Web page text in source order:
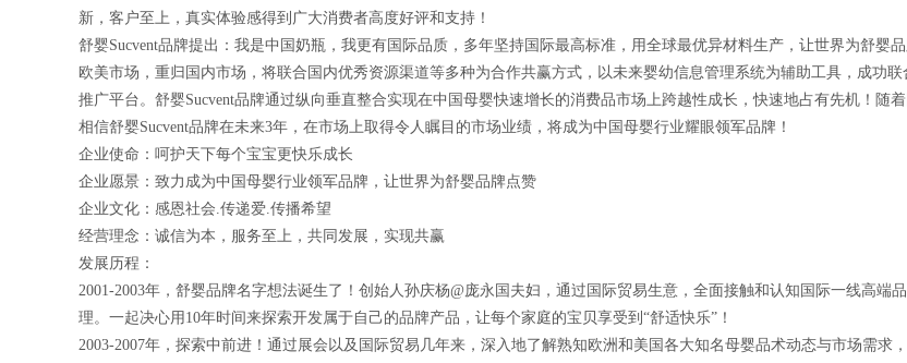
新，客户至上，真实体验感得到广大消费者高度好评和支持！
舒婴Sucvent品牌提出：我是中国奶瓶，我更有国际品质，多年坚持国际最高标准，用全球最优异材料生产，让世界为舒婴
欧美市场，重归国内市场，将联合国内优秀资源渠道等多种为合作共赢方式，以未来婴幼信息管理系统为辅助工具，成功
推广平台。舒婴Sucvent品牌通过纵向垂直整合实现在中国母婴快速增长的消费品市场上跨越性成长，快速地占有先机！随
相信舒婴Sucvent品牌在未来3年，在市场上取得令人瞩目的市场业绩，将成为中国母婴行业耀眼领军品牌！
企业使命：呵护天下每个宝宝更快乐成长
企业愿景：致力成为中国母婴行业领军品牌，让世界为舒婴品牌点赞
企业文化：感恩社会.传递爱.传播希望
经营理念：诚信为本，服务至上，共同发展，实现共赢
发展历程：
2001-2003年，舒婴品牌名字想法诞生了！创始人孙庆杨@庞永国夫妇，通过国际贸易生意，全面接触和认知国际一线高端
理。一起决心用10年时间来探索开发属于自己的品牌产品，让每个家庭的宝贝享受到“舒适快乐”！
2003-2007年，探索中前进！通过展会以及国际贸易几年来，深入地了解熟知欧洲和美国各大知名母婴品术动态与市场需求